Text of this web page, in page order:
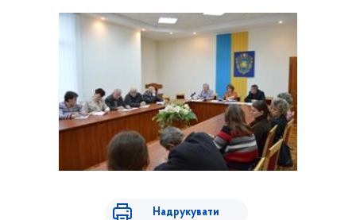
Надрукувати